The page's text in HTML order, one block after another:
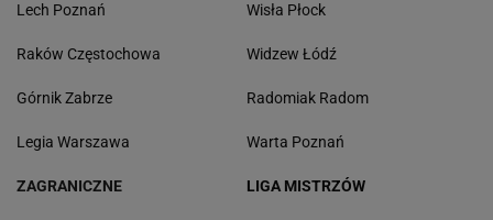
Lech Poznań
Raków Częstochowa
Górnik Zabrze
Legia Warszawa
Wisła Płock
Widzew Łódź
Radomiak Radom
Warta Poznań
ZAGRANICZNE LIGA MISTRZÓW